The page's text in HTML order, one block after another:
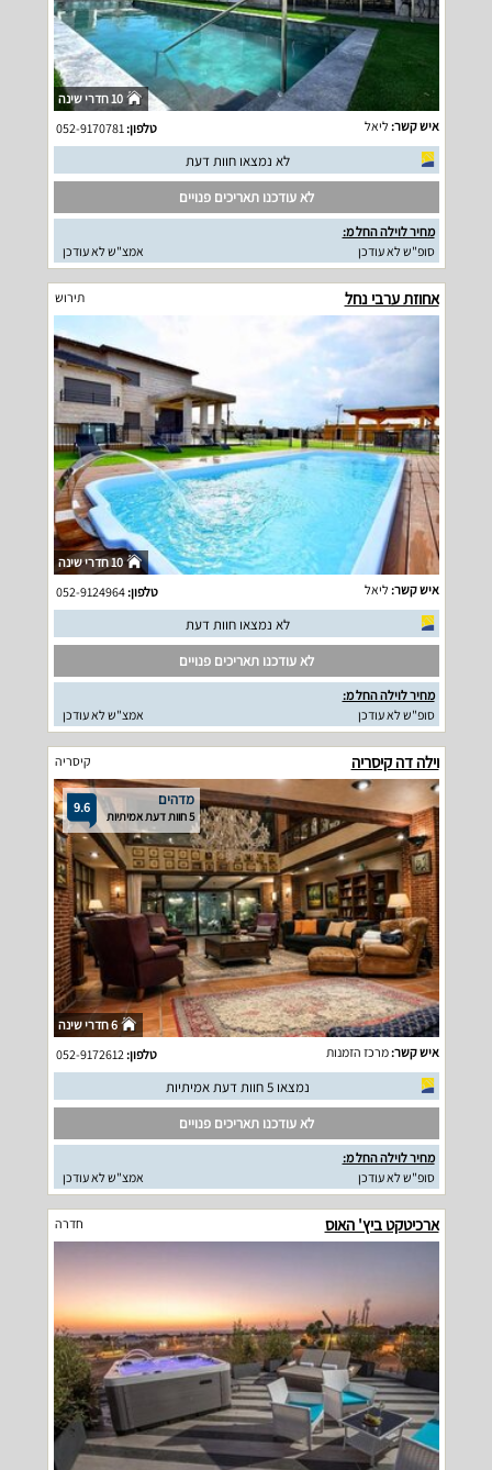
10 חדרי שינה
איש קשר:ליאל טלפון:
לא נמצאו חוות דעת
לא עודכנו תאריכים פנויים
מחיר לוילה החל מ:
סופ"ש לא עודכן
אמצ"ש לא עודכן
אחוזת ערבי נחל תירוש
10 חדרי שינה
איש קשר:ליאל טלפון:052-9124964
לא נמצאו חוות דעת
לא עודכנו תאריכים פנויים
מחיר לוילה החל מ:
סופ"ש לא עודכן
אמצ"ש לא עודכן
וילה דה קיסריה קיסריה
9.6 מדהים
5 חוות דעת אמיתיות
6 חדרי שינה
איש קשר:מרכז הזמנות טלפון:052-9172612
נמצאו 5 חוות דעת אמיתיות
לא עודכנו תאריכים פנויים
מחיר לוילה החל מ:
סופ"ש לא עודכן
אמצ"ש לא עודכן
ארכיטקט ביץ' האוס חדרה